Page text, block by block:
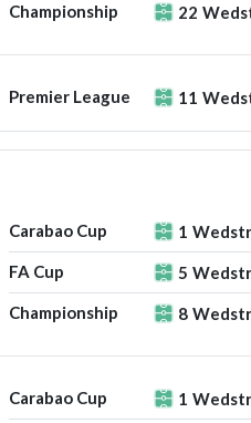
Championship 22
Premier League 11
Carabao Cup 1
FA Cup 5
Championship 8
Carabao Cup 1